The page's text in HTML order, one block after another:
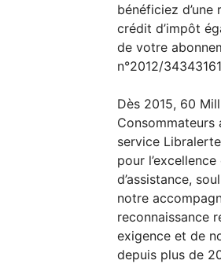
bénéficiez d’une
crédit d’impôt
de votre
n°2012/
Dès 2015, 60
service
pour
d’assistance,
notre
reconnaissance
exigence et de
depuis plus de